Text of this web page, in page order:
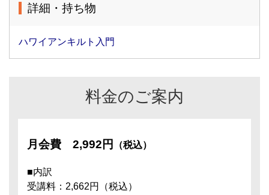
詳細・持ち物
ハワイアンキルト入門
料金のご案内
月会費 2,992円 （税込）
■内訳
受講料：2,662円（税込）